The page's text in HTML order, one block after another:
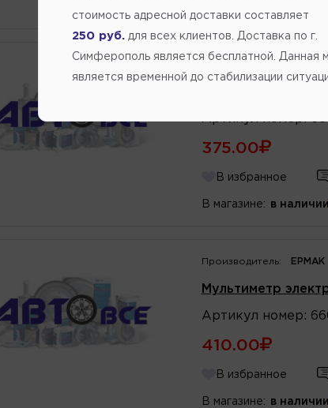
Производитель:
Мультиметр
375.00
В избранное
В магазине: в наличии
Производитель: ЕРМАК
Мультиметр
Артикул номер :
410.00
В избранное
В магазине: в наличии
стоимость адресной доставки составляет
250 руб. для всех клиентов. Доставка по г.
Симферополь является бесплатной. Данная
является временной до стабилизации